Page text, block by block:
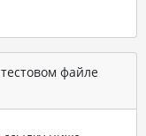
файле